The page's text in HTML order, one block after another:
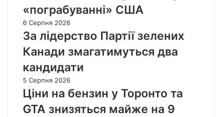
«пограбуванні» США
6 Серпня 2026
За лідерство Партії зелених
Канади змагатимуться два
кандидати
5 Серпня 2026
Ціни на бензин у Торонто та
GTA знизяться майже на 9